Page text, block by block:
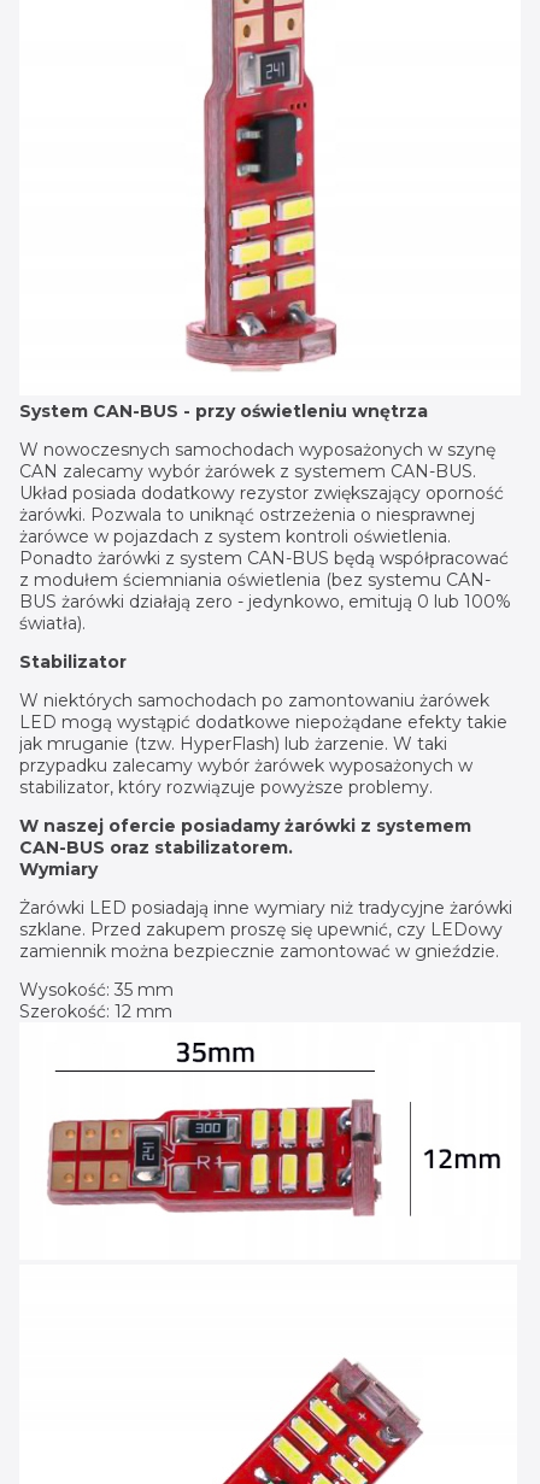
System CAN-BUS - przy oświetleniu wnętrza
W nowoczesnych samochodach wyposażonych w szynę
CAN zalecamy wybór żarówek z systemem CAN-BUS.
Układ posiada dodatkowy rezystor zwiększający oporność
żarówki. Pozwala to uniknąć ostrzeżenia o niesprawnej
żarówce w pojazdach z system kontroli oświetlenia.
Ponadto żarówki z system CAN-BUS będą współpracować
z modułem ściemniania oświetlenia (bez systemu CAN-
BUS żarówki działają zero - jedynkowo, emitują 0 lub 100%
światła).
Stabilizator
W niektórych samochodach po zamontowaniu żarówek
LED mogą wystąpić dodatkowe niepożądane efekty takie
jak mruganie (tzw. HyperFlash) lub żarzenie. W taki
przypadku zalecamy wybór żarówek wyposażonych w
stabilizator, który rozwiązuje powyższe problemy.
W naszej ofercie posiadamy żarówki z systemem
CAN-BUS oraz stabilizatorem.
Wymiary
Żarówki LED posiadają inne wymiary niż tradycyjne żarówki
szklane. Przed zakupem proszę się upewnić, czy LEDowy
zamiennik można bezpiecznie zamontować w gnieździe.
Wysokość: 35 mm
Szerokość: 12 mm